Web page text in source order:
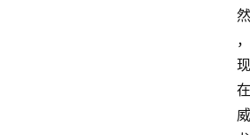
然
，
现
在
威